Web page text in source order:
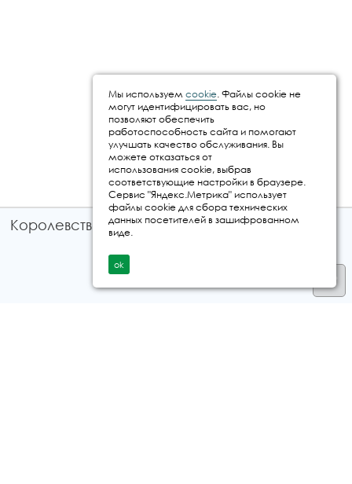
Королевство путешествий © 2026
Мы используем cookie. Файлы cookie не
могут идентифицировать вас, но
позволяют обеспечить
работоспособность сайта и помогают
улучшать качество обслуживания. Вы
можете отказаться от
использования cookie, выбрав
соответствующие настройки в браузере.
Сервис "Яндекс.Метрика" использует
файлы cookie для сбора технических
данных посетителей в зашифрованном
виде.
ok